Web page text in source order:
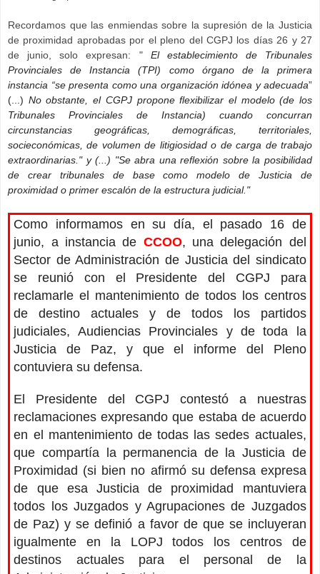
Recordamos que las enmiendas sobre la supresión de la Justicia
de proximidad aprobadas por el pleno del CGPJ los días 26 y 27
de junio, solo expresan: " El establecimiento de Tribunales
Provinciales de Instancia (TPI) como órgano de la primera
instancia “se presenta como una organización idónea y adecuada”
(...) No obstante, el CGPJ propone flexibilizar el modelo (de los
Tribunales Provinciales de Instancia) cuando concurran
circunstancias geográficas, demográficas, territoriales,
socieconómicas, de volumen de litigiosidad o de carga de trabajo
extraordinarias." y (...) "Se abra una reflexión sobre la posibilidad
de crear tribunales de base como modelo de Justicia de
proximidad o primer escalón de la estructura judicial."
Como informamos en su día, el pasado 16 de
junio, a instancia de CCOO, una delegación del
Sector de Administración de Justicia del sindicato
se reunió con el Presidente del CGPJ para
reclamarle el mantenimiento de todos los centros
de destino actuales y de todos los partidos
judiciales, Audiencias Provinciales y de toda la
Justicia de Paz, y que el informe del Pleno
contuviera su defensa.
El Presidente del CGPJ contestó a nuestras
reclamaciones expresando que estaba de acuerdo
en el mantenimiento de todas las sedes actuales,
que compartía la permanencia de la Justicia de
Proximidad (si bien no afirmó su defensa expresa
de que esa Justicia de proximidad mantuviera
todos los Juzgados y Agrupaciones de Juzgados
de Paz) y se definió a favor de que se incluyeran
igualmente en la LOPJ todos los centros de
destinos actuales para el personal de la